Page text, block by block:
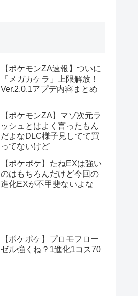
【ポケモンZA速報】ついに
「メガカケラ」上限解放！
Ver.2.0.1アプデ内容まとめ
【ポケモンZA】マゾ次元ラ
ッシュとはよく言ったもん
だよなDLC様子見してて買
ってないけど
【ポケポケ】たねEXは強い
のはもちろんだけど今回の
進化EXが不甲斐ないよな
【ポケポケ】プロモフロー
ゼル強くね？1進化1コス70